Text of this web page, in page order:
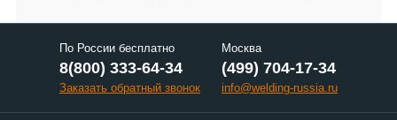
По России бесплатно
8(800) 333-64-34
Заказать обратный звонок
Москва
(499) 704-17-34
info@welding-russia.ru